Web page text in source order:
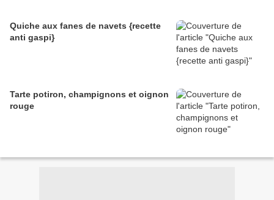
Quiche aux fanes de navets {recette
anti gaspi}
Tarte potiron, champignons et oignon
rouge